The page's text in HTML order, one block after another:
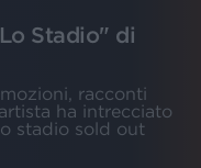
Stadio" di
racconti
ha intrecciato
stadio sold out